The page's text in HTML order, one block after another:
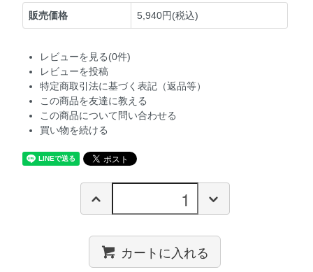
販売価格 5,940円(税込)
レビューを見る(0件)
レビューを投稿
特定商取引法に基づく表記（返品等）
この商品を友達に教える
この商品について問い合わせる
買い物を続ける
カートに入れる